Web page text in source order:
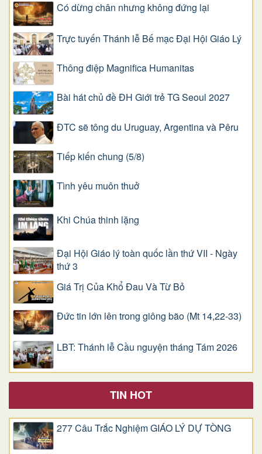
Có dừng chân nhưng không đứng lại
Trực tuyến Thánh lễ Bế mạc Đại Hội Giáo Lý
Thông điệp Magnifica Humanitas
Bài hát chủ đề ĐH Giới trẻ TG Seoul 2027
ĐTC sẽ tông du Uruguay, Argentina và Pêru
Tiếp kiến chung (5/8)
Tình yêu muôn thuở
Khi Chúa thinh lặng
Đại Hội Giáo lý toàn quốc lần thứ VII - Ngày
thứ 3
Giá Trị Của Khổ Ðau Và Từ Bỏ
Đức tin lớn lên trong giông bão (Mt 14,22-33)
LBT: Thánh lễ Cầu nguyện tháng Tám 2026
TIN HOT
277 Câu Trắc Nghiệm GIÁO LÝ DỰ TÒNG